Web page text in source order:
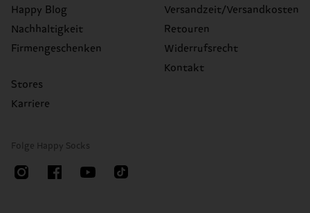
Happy Blog
Nachhaltigkeit
Firmengeschenken
Stores
Karriere
Versandzeit/Versandkosten
Retouren
Widerrufsrecht
Kontakt
Folge Happy Socks